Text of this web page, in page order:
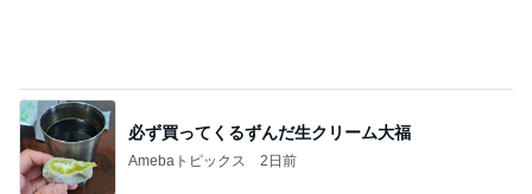
必ず買ってくるずんだ生クリーム大福
Amebaトピックス 2日前